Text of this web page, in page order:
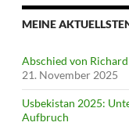
MEINE
Abschied von
21. November 2025
Usbekistan 2025:
Aufbruch